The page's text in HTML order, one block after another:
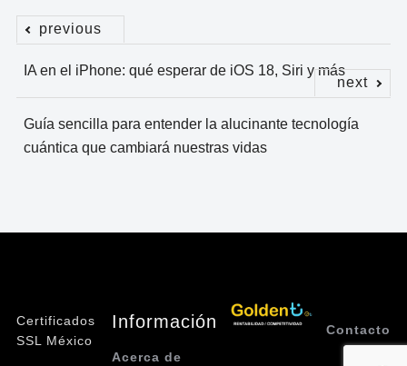
Navegación
entradas
previous
IA en el iPhone: qué esperar de iOS 18, Siri y más
next
Guía sencilla para entender la alucinante tecnología
cuántica que cambiará nuestras vidas
Certificados
SSL México
Información
Acerca de
Contacto